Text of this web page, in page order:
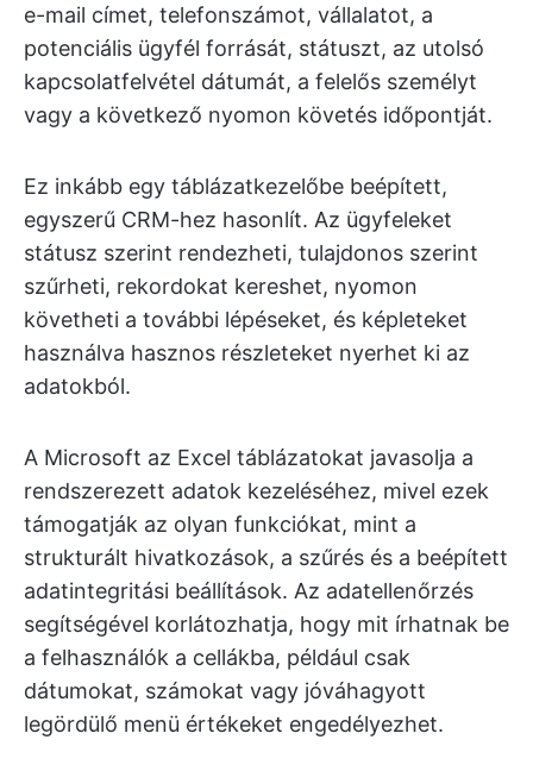
e-mail címet, telefonszámot, vállalatot, a
potenciális ügyfél forrását, státuszt, az utolsó
kapcsolatfelvétel dátumát, a felelős személyt
vagy a következő nyomon követés időpontját.
Ez inkább egy táblázatkezelőbe beépített,
egyszerű CRM-hez hasonlít. Az ügyfeleket
státusz szerint rendezheti, tulajdonos szerint
szűrheti, rekordokat kereshet, nyomon
követheti a további lépéseket, és képleteket
használva hasznos részleteket nyerhet ki az
adatokból.
A Microsoft az Excel táblázatokat javasolja a
rendszerezett adatok kezeléséhez, mivel ezek
támogatják az olyan funkciókat, mint a
strukturált hivatkozások, a szűrés és a beépített
adatintegritási beállítások. Az adatellenőrzés
segítségével korlátozhatja, hogy mit írhatnak be
a felhasználók a cellákba, például csak
dátumokat, számokat vagy jóváhagyott
legördülő menü értékeket engedélyezhet.